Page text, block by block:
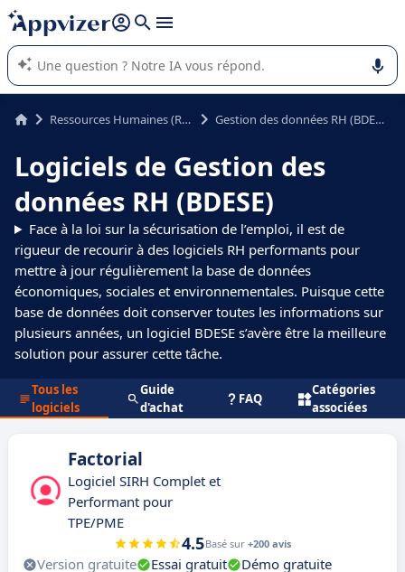
répondre (plusieurs lignes avec
L'IA de Appvizer vous guide dans l'utilisation ou la sélection de
logiciel SaaS en entreprise.
Ressources Humaines (RH) Gestion des données RH (BDESE)
Logiciels de Gestion des
données RH (BDESE)
Face à la loi sur la sécurisation de l’emploi, il est de
rigueur de recourir à des logiciels RH performants pour
mettre à jour régulièrement la base de données
économiques, sociales et environnementales. Puisque cette
base de données doit conserver toutes les informations sur
plusieurs années, un logiciel BDESE s’avère être la meilleure
solution pour assurer cette tâche.
Tous les
logiciels
Guide
d'achat
FAQ
Catégories
associées
Factorial
Logiciel SIRH Complet et
Performant pour
TPE/PME
4.5Basé sur +200 avis
Version gratuite Essai gratuit
Démo gratuite